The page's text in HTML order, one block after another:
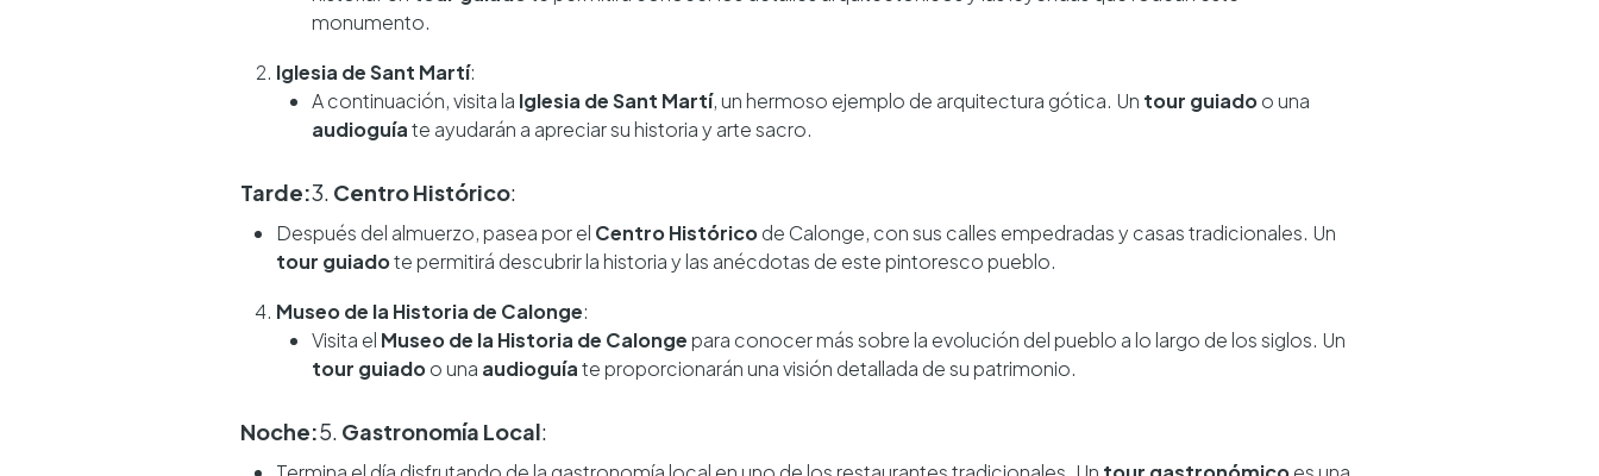
monumento.
Iglesia de Sant Martí:
A continuación, visita la Iglesia de Sant Martí, un hermoso ejemplo de arquitectura gótica. Un tour guiadoo una
audioguíate ayudarán a apreciar su historia y arte sacro.
Tarde:3. Centro Histórico:
Después del almuerzo, pasea por el Centro Históricode Calonge, con sus calles empedradas y casas tradicionales. Un
tour guiadote permitirá descubrir la historia y las anécdotas de este pintoresco pueblo.
Museo de la Historia de Calonge:
Visita el Museo de la Historia de Calonge para conocer más sobre la evolución del pueblo a lo largo de los siglos. Un
tour guiadoo una audioguíate proporcionarán una visión detallada de su patrimonio.
Noche:5. Gastronomía Local: